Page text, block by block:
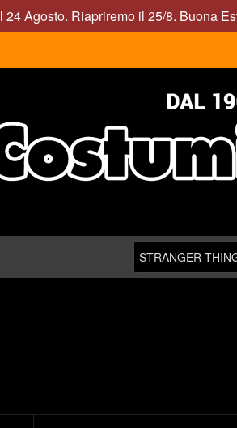
24 Agosto. Riapriremo il 25/8. Buona